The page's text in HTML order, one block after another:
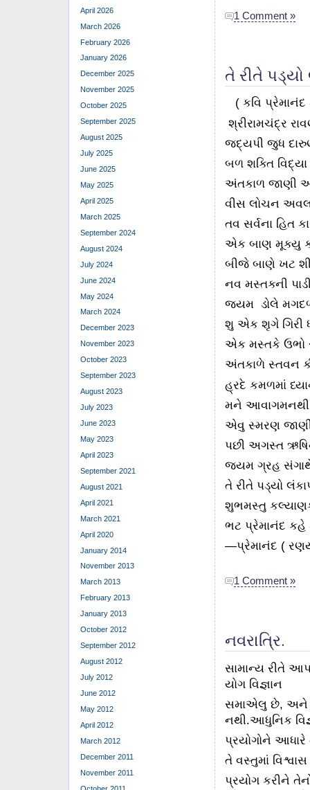
1 Comment »
તે રીતે પડ્યો
( કવિ પ્રેમાનંદ
શ્રીરામચંદ્ર
જદ્યપી જુધ
બળ શક્તિ વિદ્યા
અંતકાળ જાણી
વીસ લોચન
તવ સર્વના હિત
એક બાણ મૂક્યુ
બીજે બાણે ખટ
નવ મસ્તક્ની
જ્યમ ડોલે
શુ એક શૃગે ગિરી
એક મસ્તકે ઉભો
અંતકાળે સ્તવન
હ્રદે કમળમાં
મને આવાગમનથી
એવુ સ્મરણ જાણી
પછી અગસ્ત
જ્યમ ગ્રહ સંગાથે
તે રીતે પડ્યો
શુભમસ્તુ
ભટ પ્રેમાનંદ કહે
—પ્રેમાનંદ (
1 Comment »
નવરાત્રિ.
સામાન્ય રીતે
યોગ વિજ્ઞાન
સમાએલુ છે, અને
નથી.આધુનિક
પ્રયોગોને
તે વસ્તુમાં
પ્રયોગ કરીને
April 2026
March 2026
February 2026
January 2026
December 2025
November 2025
October 2025
September 2025
August 2025
July 2025
June 2025
May 2025
April 2025
March 2025
September 2024
August 2024
July 2024
June 2024
May 2024
March 2024
December 2023
November 2023
October 2023
September 2023
August 2023
July 2023
June 2023
May 2023
April 2023
September 2021
August 2021
April 2021
March 2021
April 2020
January 2014
November 2013
March 2013
February 2013
January 2013
October 2012
September 2012
August 2012
July 2012
June 2012
May 2012
April 2012
March 2012
December 2011
November 2011
October 2011